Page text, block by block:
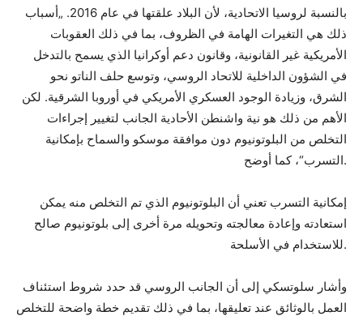
بالنسبة لروسيا الاتحادية، لأن البلاد علقتها في عام 2016. „أسباب
ذلك هي التغيرات الهامة في الظروف، بما في ذلك العقوبات
الأمريكية غير القانونية، وقانون دعم أوكرانيا الذي يسمح بالتدخل
في الشؤون الداخلية للاتحاد الروسي، وتوسع حلف الناتو نحو
الشرق، وزيادة الوجود العسكري الأمريكي في أوروبا الشرقية. لكن
الأهم من ذلك هو نية واشنطن الأحادية الجانب لتغيير إجراءات
التخلص من البلوتونيوم دون موافقة موسكو والسماح بإمكانية
التسرب“، كما أوضح.
إمكانية التسرب تعني أن البلوتونيوم الذي تم التخلص منه يمكن
استعادته وإعادة معالجته وتحويله مرة أخرى إلى بلوتونيوم صالح
للاستخدام في الأسلحة.
وأشار سلوتسكي إلى أن الجانب الروسي قد حدد شروط استئناف
العمل بالوثائق عند تعليقها، بما في ذلك تقديم خطة واضحة للتخلص